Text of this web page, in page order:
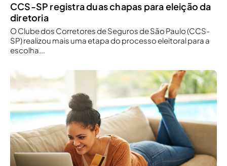
CCS-SP registra duas chapas para eleição da
diretoria
O Clube dos Corretores de Seguros de São Paulo (CCS-
SP) realizou mais uma etapa do processo eleitoral para a
escolha...